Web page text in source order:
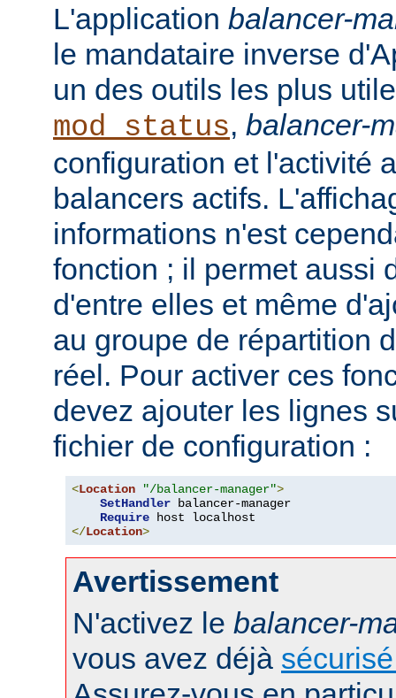
L'application balancer-
le mandataire inverse
un des outils les plus
mod_status, balancer-
configuration et l'activité
balancers actifs.
informations n'est
fonction ; il permet aussi
d'entre elles et même
au groupe de répartition
réel. Pour activer ces
devez ajouter les lignes
fichier de configuration :
<Location "/balancer-manager">
SetHandler balancer-manager
Require
</Location>
Avertissement
N'activez le balancer-
vous avez déjà